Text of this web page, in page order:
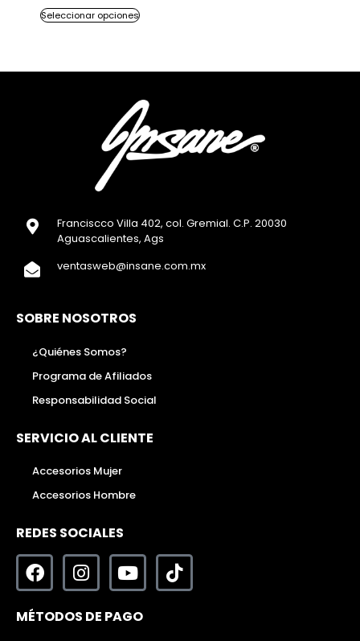
Seleccionar opciones
Franciscco Villa 402, col. Gremial. C.P. 20030
Aguascalientes, Ags
ventasweb@insane.com.mx
SOBRE NOSOTROS
¿Quiénes Somos?
Programa de Afiliados
Responsabilidad Social
SERVICIO AL CLIENTE
Accesorios Mujer
Accesorios Hombre
REDES SOCIALES
MÉTODOS DE PAGO